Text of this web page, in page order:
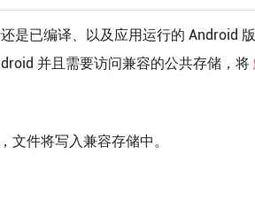
是已编译、以及应用运行的 Android 版
并且需要访问兼容的公共存储，将
文件将写入兼容存储中。